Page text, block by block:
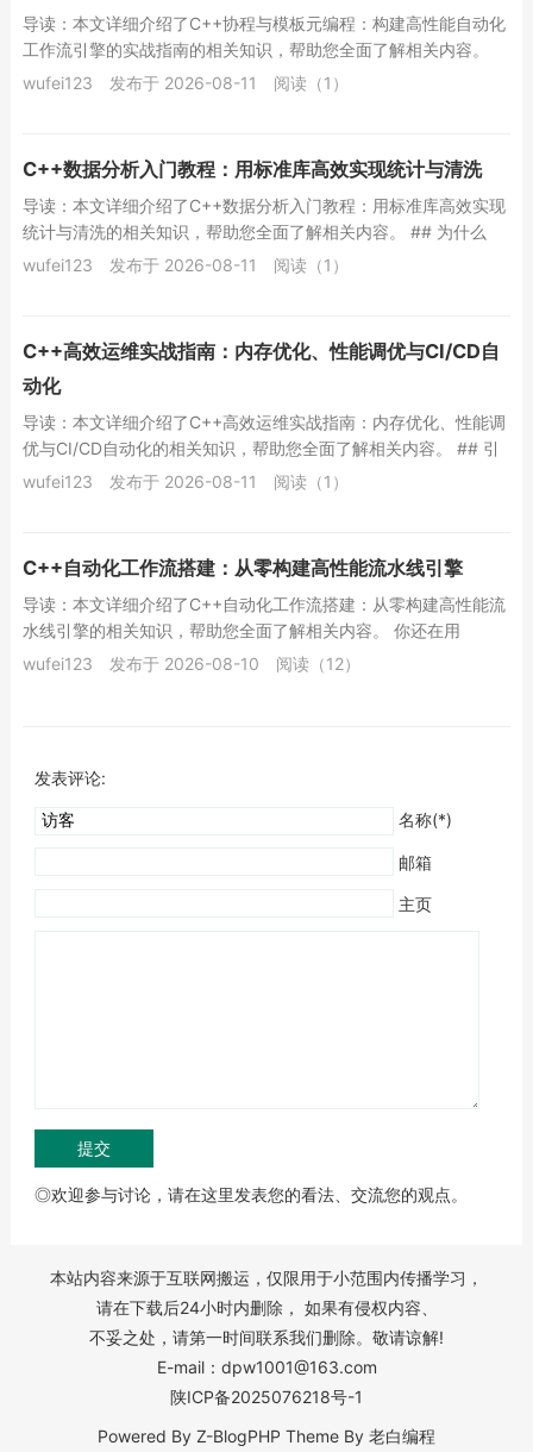
导读：本文详细介绍了C++协程与模板元编程：构建高性能自动化
工作流引擎的实战指南的相关知识，帮助您全面了解相关内容。
## 当工作流遇到毫秒级延迟：C++...
wufei123 发布于 2026-08-11 阅读（1）
C++数据分析入门教程：用标准库高效实现统计与清洗
导读：本文详细介绍了C++数据分析入门教程：用标准库高效实现
统计与清洗的相关知识，帮助您全面了解相关内容。 ## 为什么
C++适合数据分析？ 很多初学者...
wufei123 发布于 2026-08-11 阅读（1）
C++高效运维实战指南：内存优化、性能调优与CI/CD自
动化
导读：本文详细介绍了C++高效运维实战指南：内存优化、性能调
优与CI/CD自动化的相关知识，帮助您全面了解相关内容。 ## 引
言：为什么C++运维需要“高...
wufei123 发布于 2026-08-11 阅读（1）
C++自动化工作流搭建：从零构建高性能流水线引擎
导读：本文详细介绍了C++自动化工作流搭建：从零构建高性能流
水线引擎的相关知识，帮助您全面了解相关内容。 你还在用
Python或Java写自动化工作流吗？...
wufei123 发布于 2026-08-10 阅读（12）
发表评论:
名称(*)
邮箱
主页
◎欢迎参与讨论，请在这里发表您的看法、交流您的观点。
本站内容来源于互联网搬运，仅限用于小范围内传播学习，
请在下载后24小时内删除， 如果有侵权内容、
不妥之处，请第一时间联系我们删除。敬请谅解!
E-mail：dpw1001@163.com
陕ICP备2025076218号-1
Powered By Z-BlogPHP Theme By 老白编程